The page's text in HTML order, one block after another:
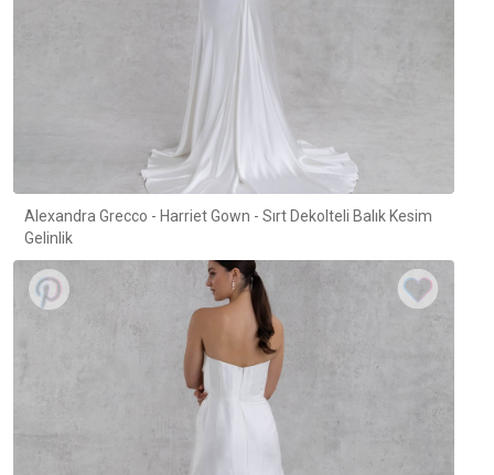
Alexandra Grecco - Harriet Gown - Sırt Dekolteli Balık Kesim
Gelinlik